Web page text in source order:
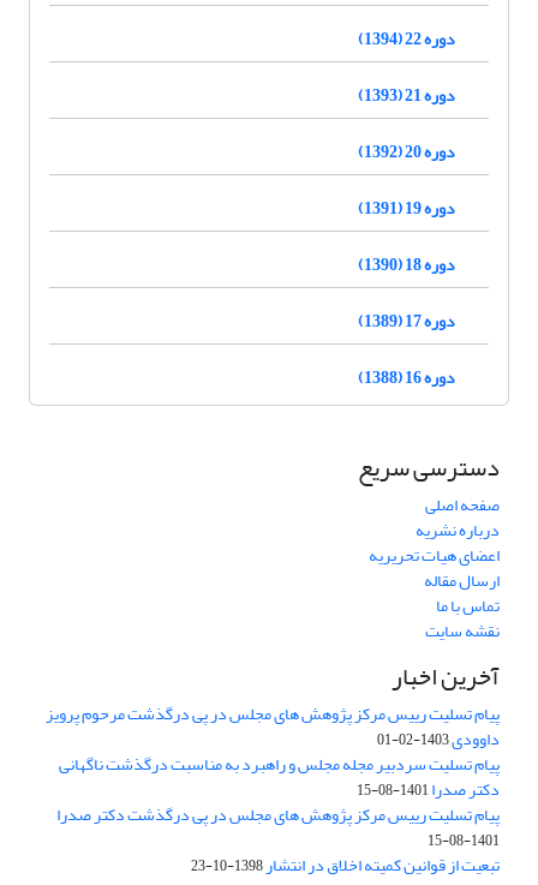
دوره 22 (1394)
دوره 21 (1393)
دوره 20 (1392)
دوره 19 (1391)
دوره 18 (1390)
دوره 17 (1389)
دوره 16 (1388)
دسترسی سریع
صفحه اصلی
درباره نشریه
اعضای هیات تحریریه
ارسال مقاله
تماس با ما
نقشه سایت
آخرین اخبار
پیام تسلیت رییس مرکز پژوهش های مجلس در پی درگذشت مرحوم پرویز
داوودی1403-02-01
پیام تسلیت سردبیر مجله مجلس و راهبرد به مناسبت درگذشت ناگهانی
دکتر صدرا1401-08-15
پیام تسلیت رییس مرکز پژوهش های مجلس در پی درگذشت دکتر صدرا
1401-08-15
تبعیت از قوانین کمیته اخلاق در انتشار1398-10-23